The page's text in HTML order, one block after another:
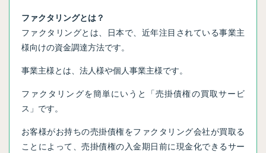
ファクタリングとは？
ファクタリングとは、日本で、近年注目されている事業主
様向けの資金調達方法です。
事業主様とは、法人様や個人事業主様です。
ファクタリングを簡単にいうと「売掛債権の買取サービ
ス」です。
お客様がお持ちの売掛債権をファクタリング会社が買取る
ことによって、売掛債権の入金期日前に現金化できるサー